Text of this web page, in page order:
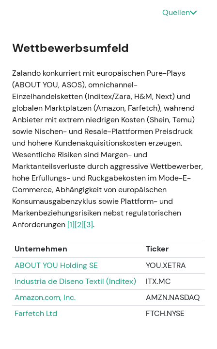
Geschäftsjahr 2023 (berichtet März 2024)- GJ
350 Mio. € (Marge ca. 3,5 %) — Guidance erfüllt,
[4]. - Die Narrative schwenkte auf „profitables
Wachstum" um: Kostendisziplin und
Mixverbesserungen lieferten Margenausweitung
und machten die mittelfristige Strategie für den
Markt glaubwürdig. - Ausbruchsversuche aus den
vorangegangenen Handelsspannen, gestützt durch
die verbesserten Fundamentaldaten.
13. März 2024 — Strategieupdate (Ökosystem:
B2C + B2B / ZEOS)- Vorstellung einer
„Ökosystem"-Strategie mit zwei
Wachstumsvektoren — B2C (Qualität, Lifestyle,
Content & Commerce) und B2B (ZEOS: Logistik,
Software, Services) — sowie mittelfristige
10 %; bereinigtes EBIT-Marge 6–8 % bis 2028)
[4]. - Anleger rahmten Zalando neu: nicht mehr
reiner Händler oder Marktplatz, sondern ein
hybrides Modell — differenziertes B2C-Ziel plus E-
Commerce-Betriebssystem mit inkrementeller,
mehrjähriger B2B-Optionalität. - Positiver
Richtungsimpuls und stimmungsgetriebener
Quellen
Wettbewerbsumfeld
Zalando konkurriert mit europäischen Pure-Plays
(ABOUT YOU, ASOS), omnichannel-
Einzelhandelsketten (Inditex/Zara, H&M, Next) und
globalen Marktplätzen (Amazon, Farfetch), während
Anbieter mit extrem niedrigen Kosten (Shein, Temu)
sowie Nischen- und Resale-Plattformen Preisdruck
und höhere Kundenakquisitionskosten erzeugen.
Wesentliche Risiken sind Margen- und
Marktanteilsverluste durch aggressive Wettbewerber,
hohe Erfüllungs- und Rückgabekosten im Mode-E-
Commerce, Abhängigkeit von europäischen
Konsumausgabenzyklus sowie Plattform- und
Markenbeziehungsrisiken nebst regulatorischen
Anforderungen [1][2][3].
Unternehmen
Ticker
ABOUT YOU Holding SE
YOU.XETRA
Industria de Diseno Textil (Inditex)
ITX.MC
Amazon.com, Inc.
AMZN.NASDAQ
Farfetch Ltd
FTCH.NYSE